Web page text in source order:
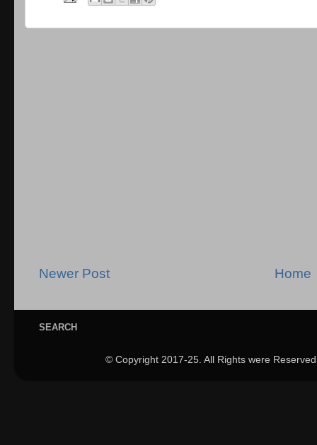
Newer Post Home
SEARCH
© Copyright 2017-25. All Rights were